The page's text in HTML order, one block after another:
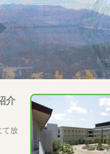
介
て放